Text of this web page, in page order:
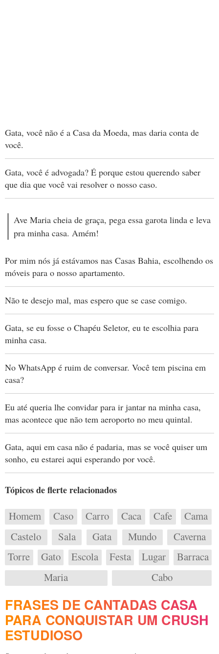
Gata, você não é a Casa da Moeda, mas daria conta de
você.
Gata, você é advogada? É porque estou querendo saber
que dia que você vai resolver o nosso caso.
Ave Maria cheia de graça, pega essa garota linda e leva
pra minha casa. Amém!
Por mim nós já estávamos nas Casas Bahia, escolhendo os
móveis para o nosso apartamento.
Não te desejo mal, mas espero que se case comigo.
Gata, se eu fosse o Chapéu Seletor, eu te escolhia para
minha casa.
No WhatsApp é ruim de conversar. Você tem piscina em
casa?
Eu até queria lhe convidar para ir jantar na minha casa,
mas acontece que não tem aeroporto no meu quintal.
Gata, aqui em casa não é padaria, mas se você quiser um
sonho, eu estarei aqui esperando por você.
Tópicos de flerte relacionados
Homem Caso Carro Caca Cafe
Cama
Castelo
Sala Gata Mundo
Caverna
Torre
Gato Escola Festa Lugar
Barraca
Maria
Cabo
FRASES DE CANTADAS CASA
PARA CONQUISTAR UM CRUSH
ESTUDIOSO